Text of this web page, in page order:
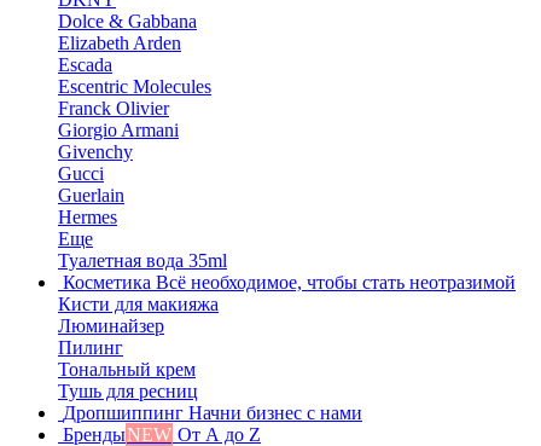
Dolce & Gabbana
Elizabeth Arden
Escada
Escentric Molecules
Franck Olivier
Giorgio Armani
Givenchy
Gucci
Guerlain
Hermes
Еще
Туалетная вода 35ml
Косметика Всё необходимое, чтобы стать неотразимой
Кисти для макияжа
Люминайзер
Пилинг
Тональный крем
Тушь для ресниц
Дропшиппинг Начни бизнес с нами
БрендыNEW От А до Z